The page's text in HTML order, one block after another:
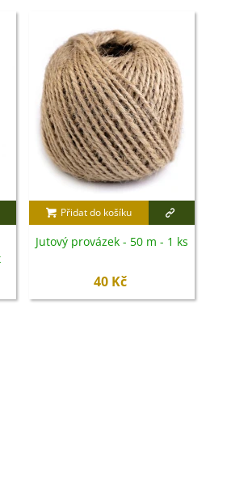
Přidat do košíku
Jutový provázek - 50 m - 1 ks
40 Kč